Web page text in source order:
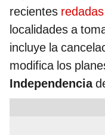
recientes
localidades a
incluye la
modifica los
Independencia